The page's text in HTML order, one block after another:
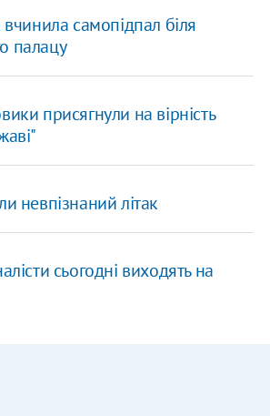
вчинила самопідпал біля
палацу
присягнули на вірність
невпізнаний літак
сьогодні виходять на